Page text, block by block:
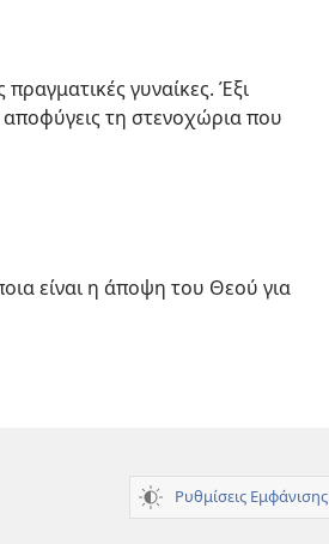
γυναίκες. Έξι
τη στενοχώρια που
είναι η άποψη του Θεού για
Ρυθμίσεις Εμφάνισης